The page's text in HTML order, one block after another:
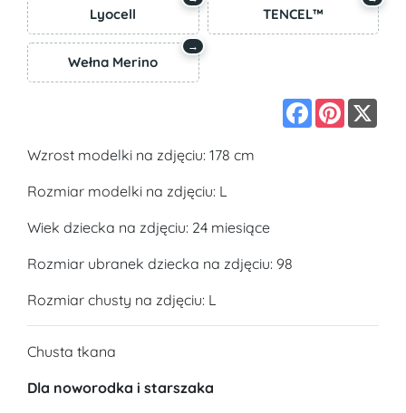
Lyocell TENCEL™
Wełna Merino
→
Facebook
Pinterest
Wzrost modelki na zdjęciu: 178 cm
Rozmiar modelki na zdjęciu: L
Wiek dziecka na zdjęciu: 24 miesiące
Rozmiar ubranek dziecka na zdjęciu: 98
Rozmiar chusty na zdjęciu: L
Chusta tkana
Dla noworodka i starszaka